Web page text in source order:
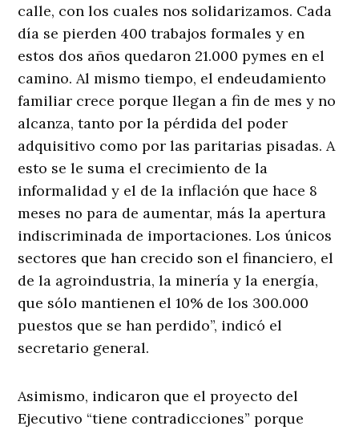
calle, con los cuales nos solidarizamos. Cada
día se pierden 400 trabajos formales y en
estos dos años quedaron 21.000 pymes en el
camino. Al mismo tiempo, el endeudamiento
familiar crece porque llegan a fin de mes y no
alcanza, tanto por la pérdida del poder
adquisitivo como por las paritarias pisadas. A
esto se le suma el crecimiento de la
informalidad y el de la inflación que hace 8
meses no para de aumentar, más la apertura
indiscriminada de importaciones. Los únicos
sectores que han crecido son el financiero, el
de la agroindustria, la minería y la energía,
que sólo mantienen el 10% de los 300.000
puestos que se han perdido”, indicó el
secretario general.
Asimismo, indicaron que el proyecto del
Ejecutivo “tiene contradicciones” porque